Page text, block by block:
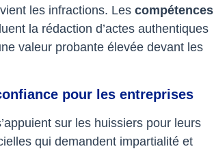
les infractions. Les compétences
la rédaction d’actes authentiques
valeur probante élevée devant les
pour les entreprises
sur les huissiers pour leurs
qui demandent impartialité et